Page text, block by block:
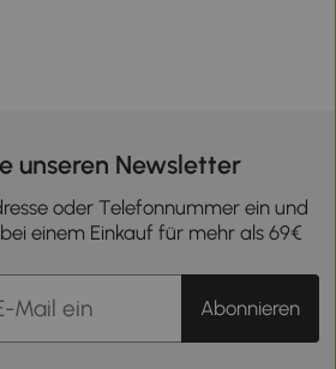
unseren Newsletter
oder Telefonnummer ein und
einem Einkauf für mehr als 69€
Abonnieren